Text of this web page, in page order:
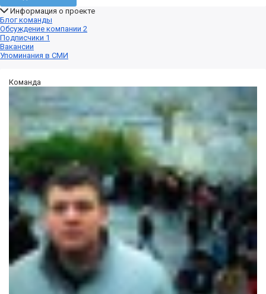
Информация о проекте
Блог команды
Обсуждение компании 2
Подписчики 1
Вакансии
Упоминания в СМИ
Команда